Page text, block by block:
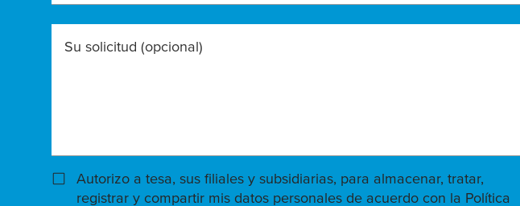
Su solicitud (opcional)
Autorizo a tesa, sus filiales y subsidiarias, para almacenar, tratar,
registrar y compartir mis datos personales de acuerdo con la Política